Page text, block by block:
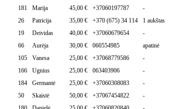
181
Marija 45,00 € +37060197787
-
26
Patricija 35,00 € +370 (675) 34 114
1 aukštas
19
Deividas 40,00 € +37060679654
-
66
Aurėja 30,00 € 060554985
apatinė
105
Vanesa 25,00 € +37068779586
-
166
Ugnius 25,00 € 063403906
-
184
Germantė 25,00 € +37060308083
-
50
Skaistė 50,00 € +37067454822
-